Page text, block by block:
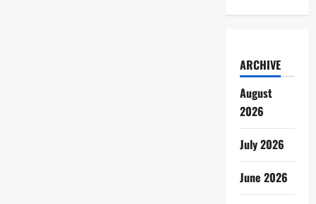
ARCHIVE
August
2026
July 2026
June 2026